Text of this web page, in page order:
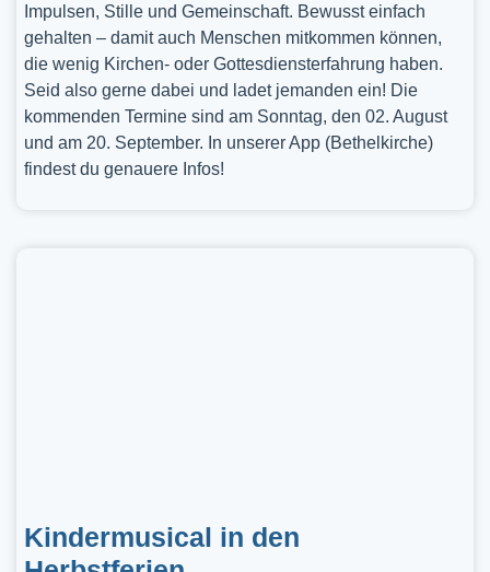
Impulsen, Stille und Gemeinschaft. Bewusst einfach
gehalten – damit auch Menschen mitkommen können,
die wenig Kirchen- oder Gottesdiensterfahrung haben.
Seid also gerne dabei und ladet jemanden ein! Die
kommenden Termine sind am Sonntag, den 02. August
und am 20. September. In unserer App (Bethelkirche)
findest du genauere Infos!
Kindermusical in den